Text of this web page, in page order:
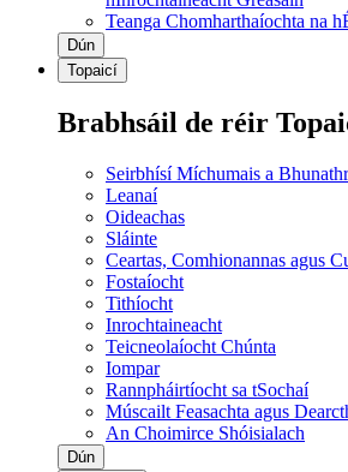
Teanga Chomharthaíochta na
Dún
Topaicí
Brabhsáil de réir
Seirbhísí Míchumais a
Leanaí
Oideachas
Sláinte
Ceartas, Comhionannas agus
Fostaíocht
Tithíocht
Inrochtaineacht
Teicneolaíocht Chúnta
Iompar
Rannpháirtíocht sa tSochaí
Múscailt Feasachta agus
An Choimirce Shóisialach
Dún